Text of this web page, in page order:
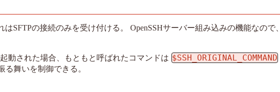
はSFTPの接続のみを受け付ける。 OpenSSHサーバー組み込みの機能なので、
動された場合、もともと呼ばれたコマンドは $SSH_ORIGINAL_COMMAND
舞いを制御できる。